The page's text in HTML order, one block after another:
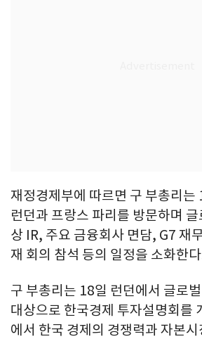
재정경제부에 따르면 구 부총리는
런던과 프랑스 파리를 방문하며
상 IR, 주요 금융회사 면담, G7 재
재 회의 참석 등의 일정을 소화한
구 부총리는 18일 런던에서 글로
대상으로 한국경제 투자설명회를
에서 한국 경제의 경쟁력과 자본